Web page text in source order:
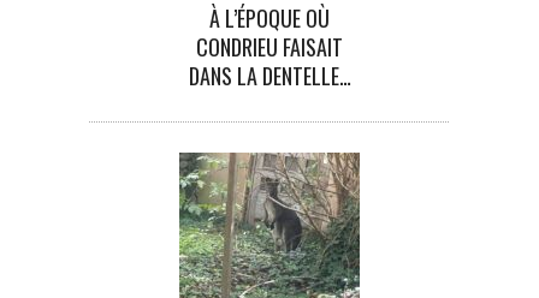
À L’ÉPOQUE OÙ
CONDRIEU FAISAIT
DANS LA DENTELLE…